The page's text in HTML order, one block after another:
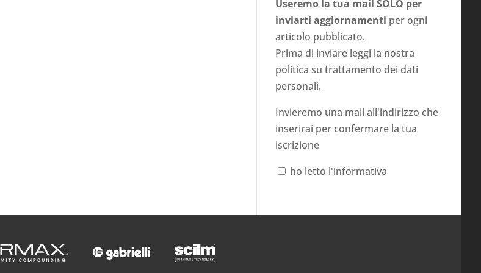
Useremo la tua mail SOLO per
inviarti aggiornamenti per ogni
articolo pubblicato.
Prima di inviare leggi la nostra
politica su trattamento dei dati
personali.
Invieremo una mail all'indirizzo che
inserirai per confermare la tua
iscrizione
ho letto l'informativa